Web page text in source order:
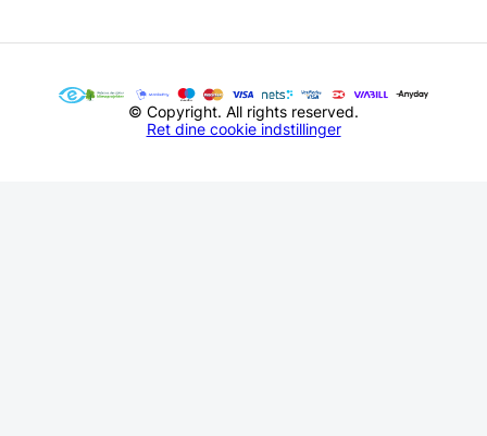
© Copyright. All rights reserved.
Ret dine cookie indstillinger